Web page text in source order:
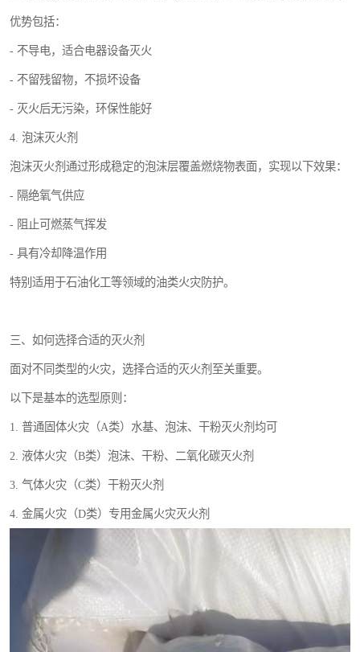
优势包括：
- 不导电，适合电器设备灭火
- 不留残留物，不损坏设备
- 灭火后无污染，环保性能好
4. 泡沫灭火剂
泡沫灭火剂通过形成稳定的泡沫层覆盖燃烧物表面，实现以下效果：
- 隔绝氧气供应
- 阻止可燃蒸气挥发
- 具有冷却降温作用
特别适用于石油化工等领域的油类火灾防护。
三、如何选择合适的灭火剂
面对不同类型的火灾，选择合适的灭火剂至关重要。
以下是基本的选型原则：
1. 普通固体火灾（A类）水基、泡沫、干粉灭火剂均可
2. 液体火灾（B类）泡沫、干粉、二氧化碳灭火剂
3. 气体火灾（C类）干粉灭火剂
4. 金属火灾（D类）专用金属火灾灭火剂